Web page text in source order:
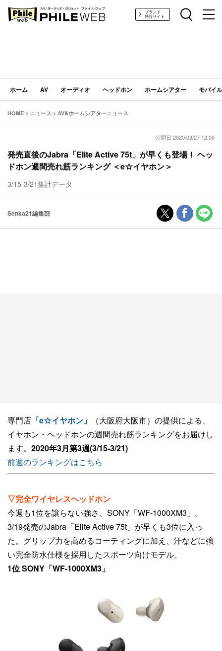
PHILE WEB｜AV/オーディオ/ガジェットブランド
特設サイト
ホーム AV オーディオ ヘッドホン ホームシアター モバイ
HOME > ニュース > AV&ホームシアターニュース
公開日 2020/03/27 12:00
発売直後のJabra「Elite Active 75t」が早くも登場！ ヘッ
ドホン週間売れ筋ランキング ＜e☆イヤホン＞
3/15-3/21集計データ
Senka21編集部
専門店 「e☆イヤホン」
（大阪府大阪市）の提供による、
イヤホン・ヘッドホンの週間売れ筋ランキングをお届けし
ます。 2020年3月第3週(3/15-3/21)
前週のランキングはこちら
▽完全ワイヤレスヘッドホン
今週も1位を譲らない強さ、SONY「WF-1000XM3」。
3/19発売のJabra「Elite Active 75t」が早くも3位に入っ
た。グリップ力を高めるコーティングに加え、汗などに強
い完全防水仕様を採用したスポーツ向けモデル。
1位 SONY「WF-1000XM3」